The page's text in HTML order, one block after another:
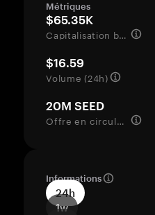
Métriques
$65.35K
Capitalisation boursière
$16.59
Volume (24h)
20M SEED
Offre en circulation
Informations
24h
1w